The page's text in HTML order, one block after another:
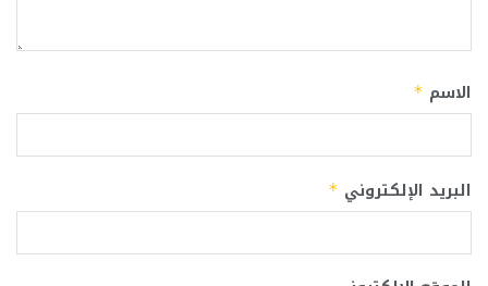
الاسم *
البريد الإلكتروني *